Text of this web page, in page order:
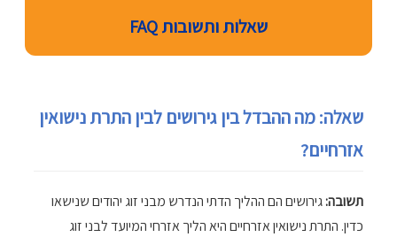
שאלות ותשובות FAQ
שאלה: מה ההבדל בין גירושים לבין התרת נישואין
אזרחיים?
תשובה:גירושים הם ההליך הדתי הנדרש מבני זוג יהודים שנישאו
כדין. התרת נישואין אזרחיים היא הליך אזרחי המיועד לבני זוג